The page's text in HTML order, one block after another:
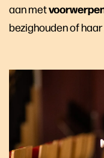
aan met
bezighouden of haar